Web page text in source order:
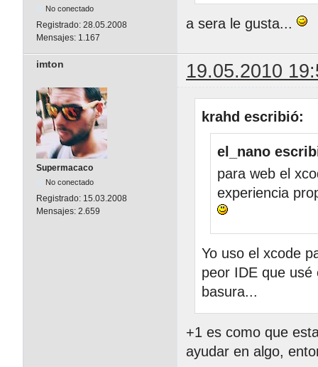
No conectado
Registrado: 28.05.2008
Mensajes: 1.167
a sera le gusta...
imton 19.05.2010
Supermacaco
No conectado
Registrado: 15.03.2008
Mensajes: 2.659
krahd escribió:
el_nano
para web el
experiencia
Yo uso el xcode
peor IDE que
basura...
+1 es como que
ayudar en algo,